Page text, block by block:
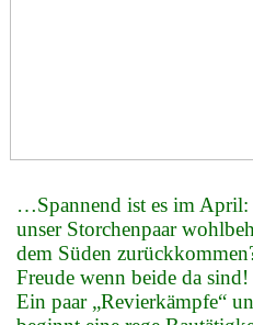
…Spannend ist es im
unser Storchenpaar
dem Süden
Freude wenn beide da sind!
Ein paar „Revierkämpfe“